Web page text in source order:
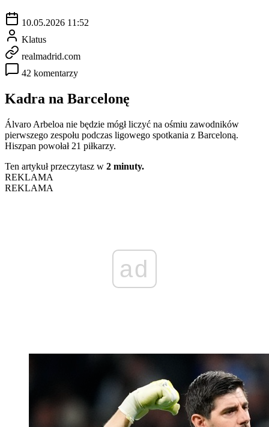
10.05.2026 11:52
Klatus
realmadrid.com
42 komentarzy
Kadra na Barcelonę
Álvaro Arbeloa nie będzie mógł liczyć na ośmiu zawodników
pierwszego zespołu podczas ligowego spotkania z Barceloną.
Hiszpan powołał 21 piłkarzy.
Ten artykuł przeczytasz w 2 minuty.
REKLAMA
REKLAMA
ad